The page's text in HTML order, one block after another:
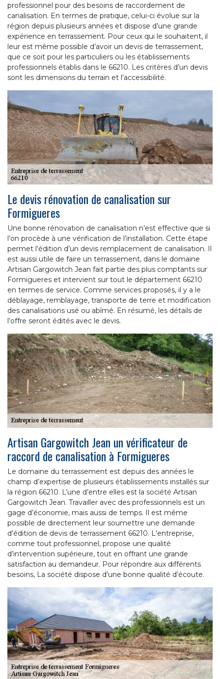
professionnel pour des besoins de raccordement de
canalisation. En termes de pratique, celui-ci évolue sur la
région depuis plusieurs années et dispose d’une grande
expérience en terrassement. Pour ceux qui le souhaitent, il
leur est même possible d’avoir un devis de terrassement,
que ce soit pour les particuliers ou les établissements
professionnels établis dans le 66210. Les critères d’un devis
sont les dimensions du terrain et l’accessibilité.
Le devis rénovation de canalisation sur
Formigueres
Une bonne rénovation de canalisation n’est effective que si
l’on procède à une vérification de l’installation. Cette étape
permet l’édition d’un devis remplacement de canalisation. Il
est aussi utile de faire un terrassement, dans le domaine
Artisan Gargowitch Jean fait partie des plus comptants sur
Formigueres et intervient sur tout le département 66210
en termes de service. Comme services proposés, il y a le
déblayage, remblayage, transporte de terre et modification
des canalisations usé ou abîmé. En résumé, les détails de
l’offre seront édités avec le devis.
Artisan Gargowitch Jean un vérificateur de
raccord de canalisation à Formigueres
Le domaine du terrassement est depuis des années le
champ d’expertise de plusieurs établissements installés sur
la région 66210. L’une d’entre elles est la société Artisan
Gargowitch Jean. Travailler avec des professionnels est un
gage d’économie, mais aussi de temps. Il est même
possible de directement leur soumettre une demande
d’édition de devis de terrassement 66210. L'entreprise,
comme tout professionnel, propose une qualité
d’intervention supérieure, tout en offrant une grande
satisfaction au demandeur. Pour répondre aux différents
besoins, La société dispose d'une bonne qualité d’écoute.